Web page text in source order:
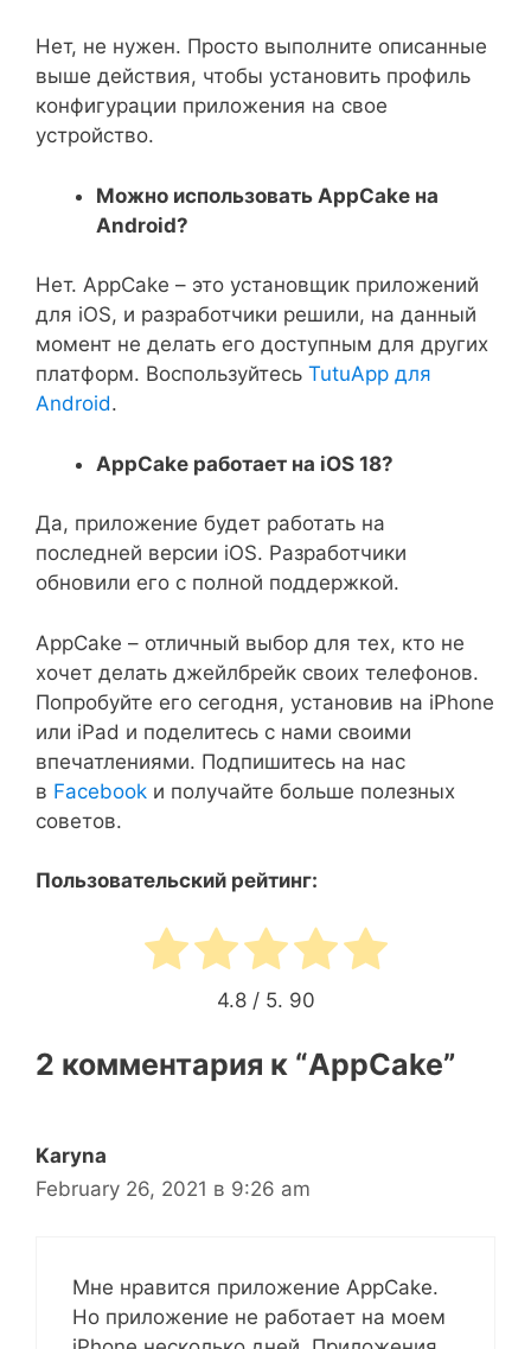
Нет, не нужен. Просто выполните описанные
выше действия, чтобы установить профиль
конфигурации приложения на свое
устройство.
Можно использовать AppCake на
Android?
Нет. AppCake – это установщик приложений
для iOS, и разработчики решили, на данный
момент не делать его доступным для других
платформ. Воспользуйтесь TutuApp для
Android.
AppCake работает на iOS 18?
Да, приложение будет работать на
последней версии iOS. Разработчики
обновили его с полной поддержкой.
AppCake – отличный выбор для тех, кто не
хочет делать джейлбрейк своих телефонов.
Попробуйте его сегодня, установив на iPhone
или iPad и поделитесь с нами своими
впечатлениями. Подпишитесь на нас
в Facebook и получайте больше полезных
советов.
Пользовательский рейтинг:
4.8/ 5. 90
2 комментария к “AppCake”
Karyna
February 26, 2021 в 9:26 am
Мне нравится приложение AppCake.
Но приложение не работает на моем